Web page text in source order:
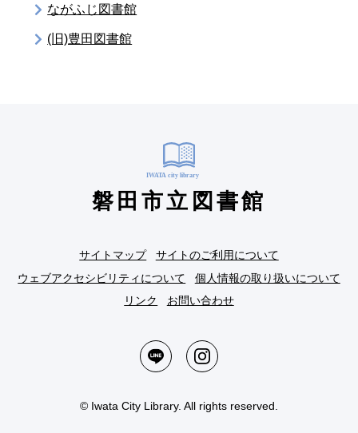
ながふじ図書館
(旧)豊田図書館
磐田市立図書館
サイトマップ
サイトのご利用について
ウェブアクセシビリティについて
個人情報の取り扱いについて
リンク
お問い合わせ
© Iwata City Library. All rights reserved.